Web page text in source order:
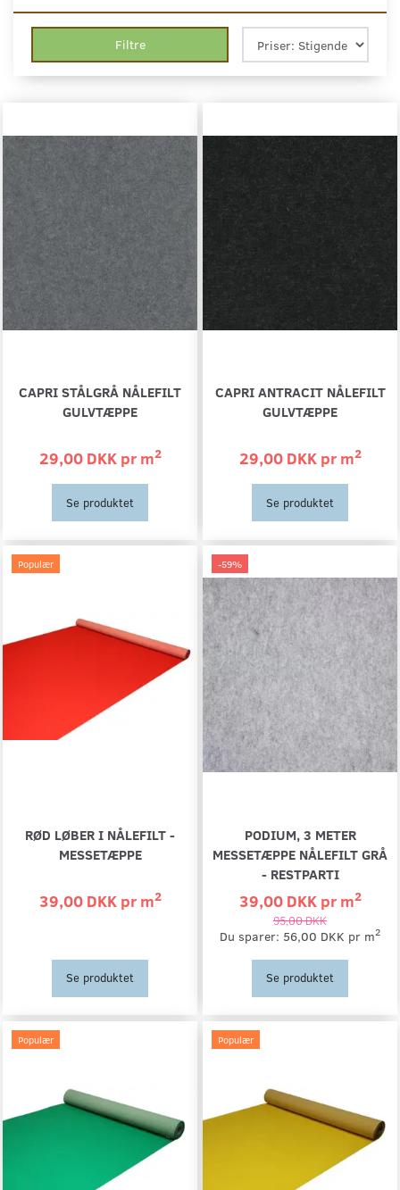
Filtre
CAPRI STÅLGRÅ NÅLEFILT
GULVTÆPPE
29,00 DKK prm2
Se produktet
CAPRI ANTRACIT NÅLEFILT
GULVTÆPPE
29,00 DKK prm2
Se produktet
Populær
RØD LØBER I NÅLEFILT -
MESSETÆPPE
39,00 DKK prm2
Se produktet
-59%
PODIUM, 3 METER
MESSETÆPPE NÅLEFILT GRÅ
- RESTPARTI
39,00 DKK prm2
95,00 DKK
Du sparer: 56,00 DKK pr m2
Se produktet
Populær Populær